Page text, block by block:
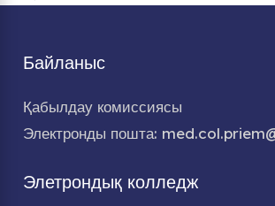
Байланыс
Қабылдау комиссиясы
Электронды пошта:
Элетрондық колледж